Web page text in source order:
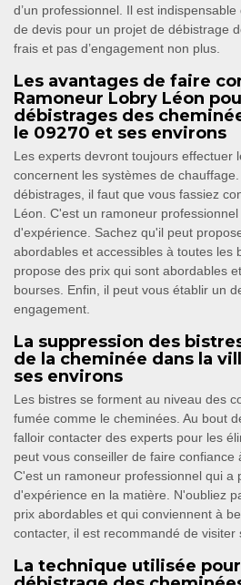
d’un professionnel. Il est
de devis pour un projet de débistrage
frais et pas d’engagement non plus.
Les avantages de faire
Ramoneur Lobry Léon
débistrages des
le 09270 et ses environs
Les experts devront toujours effectuer
concernent les systèmes de
débistrages, il faut que vous fassiez
Léon. C'est un ramoneur
d'expérience. Sachez qu'il peut
abordables et accessibles à toutes les
propose des prix qui sont abordables
bourses. Enfin, il peut vous établir un
engagement.
La suppression des
de la cheminée dans la
ses environs
Les bistres se forment au niveau des
fumée comme le cheminées. Au bout
falloir contacter des experts pour les
peut vous conseiller de faire confiance
C'est un ramoneur professionnel qui a
d'expérience en la matière. N'oubliez
prix abordables et qui conviennent à
contacter, il est recommandé de visiter
La technique utilisée